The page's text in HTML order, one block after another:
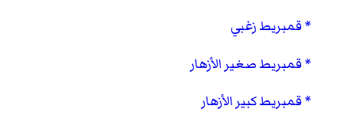
قمبريط زغبي
قمبريط صغير الأزهار
قمبريط كبير الأزهار